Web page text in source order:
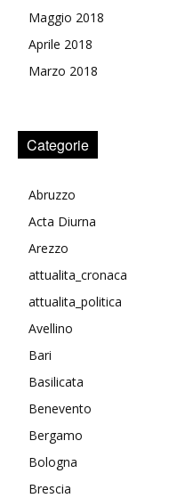
Maggio 2018
Aprile 2018
Marzo 2018
Categorie
Abruzzo
Acta Diurna
Arezzo
attualita_cronaca
attualita_politica
Avellino
Bari
Basilicata
Benevento
Bergamo
Bologna
Brescia